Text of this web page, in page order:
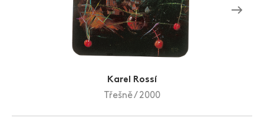
Zlín Film Festival
Karel Rossí
Třešně / 2000